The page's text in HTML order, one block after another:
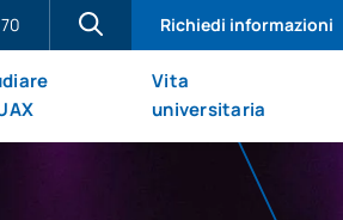
Richiedi informazioni
Vita
universitaria